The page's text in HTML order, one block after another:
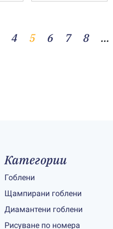
4 5 6 7 8 …
Категории
Гоблени
Щампирани гоблени
Диамантени гоблени
Рисуване по номера